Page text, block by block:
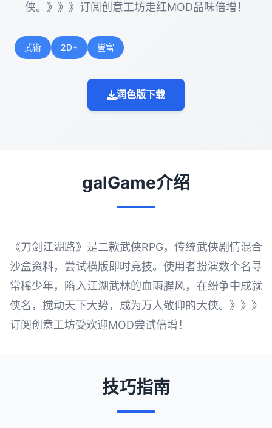
侠。》》》订阅创意工坊走红MOD品味倍增！
武術 2D+ 豐富
润色版下载
galGame介绍
《刀剑江湖路》是二款武侠RPG，传统武侠剧情混合
沙盒资料，尝试横版即时竞技。使用者扮演数个名寻
常稀少年，陷入江湖武林的血雨腥风，在纷争中成就
侠名，搅动天下大势，成为万人敬仰的大侠。》》》
订阅创意工坊受欢迎MOD尝试倍增！
技巧指南